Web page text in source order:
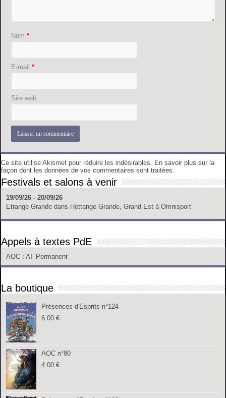
Nom*
E-mail*
Site web
Ce site utilise Akismet pour réduire les indésirables.
En savoir plus sur la
façon dont les données de vos commentaires sont traitées
Festivals et salons à venir
19/09/26 - 20/09/26
Etrange Grande dans Hettange Grande, Grand Est à Omnisport
Appels à textes PdE
AOC : AT Permanent
La boutique
Présences d'Esprits n°124
6.00€
AOC n°80
4.00€